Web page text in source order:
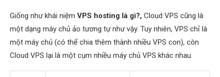
Giống như khái niệm VPS hosting là gì?, Cloud VPS cũng là
một dạng máy chủ ảo tương tự như vậy. Tuy nhiên, VPS chỉ là
một máy chủ (có thể chia thêm thành nhiều VPS con), còn
Cloud VPS lại là một cụm nhiều máy chủ VPS khác nhau.